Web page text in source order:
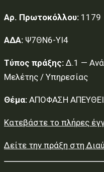
Αρ. Πρωτοκόλλου: 1179
ΑΔΑ: Ψ7ΘΝ6-ΥΙ4
Τύπος πράξης: Δ.1 —
Μελέτης / Υπηρεσίας
Θέμα: ΑΠΟΦΑΣΗ
Κατεβάστε το πλήρες
Δείτε την πράξη στη